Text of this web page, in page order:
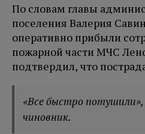
По словам главы
поселения Валерия
оперативно прибыли
пожарной части МЧС
подтвердил, что
«Все быстро
чиновник.